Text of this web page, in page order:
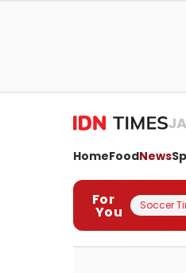
HomeFoodNews
For
You Soccer